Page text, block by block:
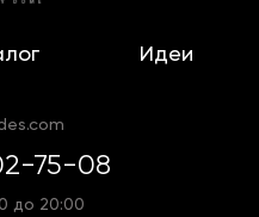
Идеи
75-08
до 20:00